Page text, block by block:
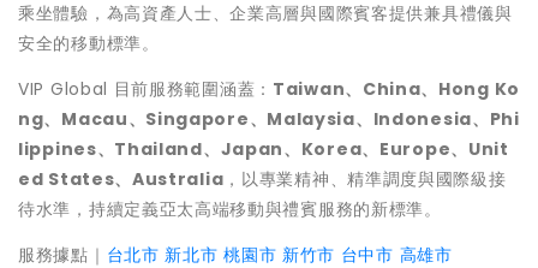
乘坐體驗，為高資產人士、企業高層與國際賓客提供兼具禮儀與
安全的移動標準。
VIP Global 目前服務範圍涵蓋： Taiwan、China、Hong Ko
ng、Macau、Singapore、Malaysia、Indonesia、Phi
lippines、Thailand、Japan、Korea、Europe、Unit
ed States、Australia ，以專業精神、精準調度與國際級接
待水準，持續定義亞太高端移動與禮賓服務的新標準。
服務據點｜ 台北市 新北市 桃園市 新竹市 台中市 高雄市